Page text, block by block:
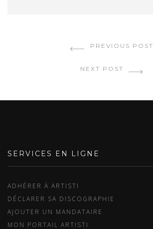
PREVIOUS POST
NEXT POST
SERVICES EN LIGNE
ADHÉRER À ARTISTI
DÉCLARER SA DISCOGRAPHIE
AJOUTER UN MANDATAIRE
MON PORTAIL ARTISTI